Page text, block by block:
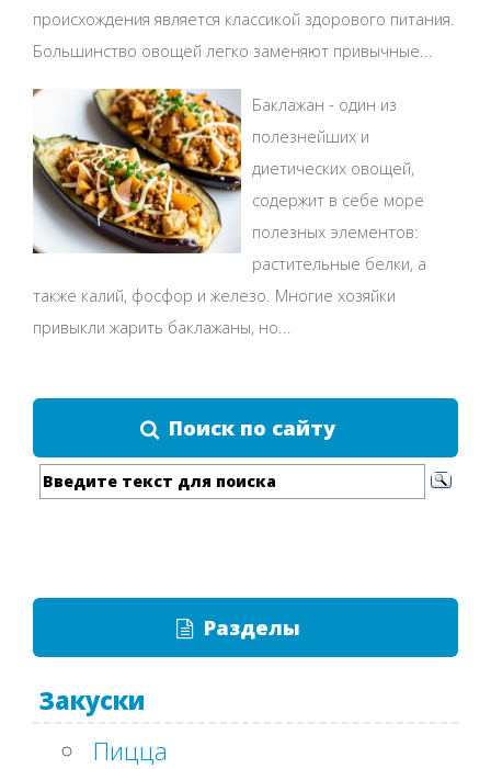
происхождения является классикой здорового питания.
Большинство овощей легко заменяют привычные...
Баклажан - один из
полезнейших и
диетических овощей,
содержит в себе море
полезных элементов:
растительные белки, а
также калий, фосфор и железо. Многие хозяйки
привыкли жарить баклажаны, но...
Поиск по сайту
Разделы
Закуски
Пицца